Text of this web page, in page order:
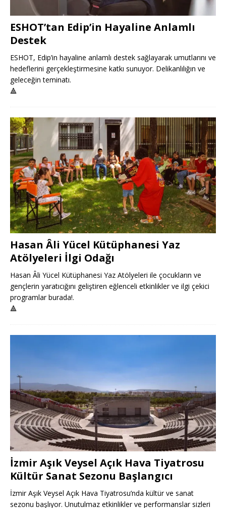
ESHOT’tan Edip’in Hayaline Anlamlı
Destek
ESHOT, Edip’in hayaline anlamlı destek sağlayarak umutlarını ve
hedeflerini gerçekleştirmesine katkı sunuyor. Delikanlılığın ve
geleceğin teminatı.
🔺
Hasan Âli Yücel Kütüphanesi Yaz
Atölyeleri İlgi Odağı
Hasan Âli Yücel Kütüphanesi Yaz Atölyeleri ile çocukların ve
gençlerin yaratıcığını geliştiren eğlenceli etkinlikler ve ilgi çekici
programlar burada!.
🔺
İzmir Aşık Veysel Açık Hava Tiyatrosu
Kültür Sanat Sezonu Başlangıcı
İzmir Aşık Veysel Açık Hava Tiyatrosu’nda kültür ve sanat
sezonu başlıyor. Unutulmaz etkinlikler ve performanslar sizleri